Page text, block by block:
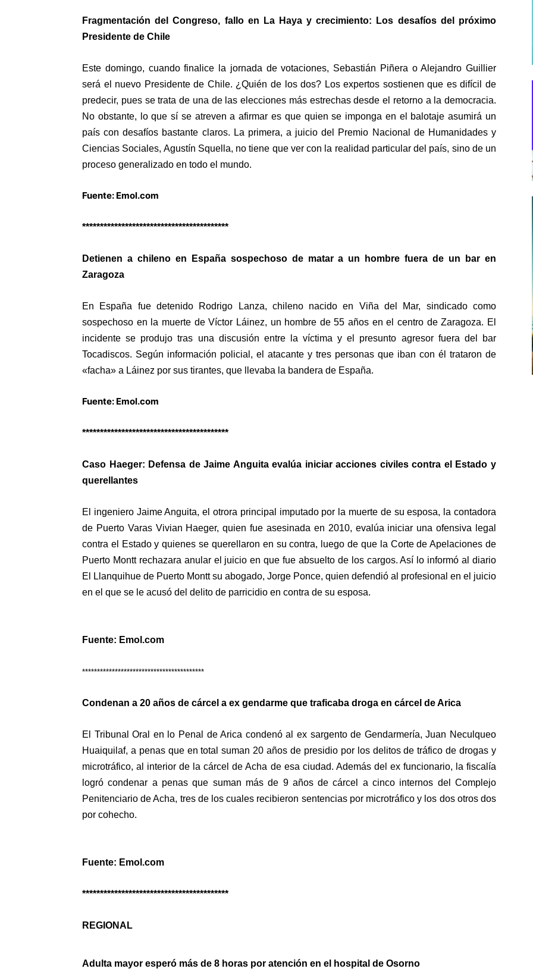
Fragmentación del Congreso, fallo en La Haya y crecimiento: Los desafíos del próximo
Presidente de Chile
Este domingo, cuando finalice la jornada de votaciones, Sebastián Piñera o Alejandro Guillier
será el nuevo Presidente de Chile. ¿Quién de los dos? Los expertos sostienen que es difícil de
predecir, pues se trata de una de las elecciones más estrechas desde el retorno a la democracia.
No obstante, lo que sí se atreven a afirmar es que quien se imponga en el balotaje asumirá un
país con desafíos bastante claros. La primera, a juicio del Premio Nacional de Humanidades y
Ciencias Sociales, Agustín Squella, no tiene que ver con la realidad particular del país, sino de un
proceso generalizado en todo el mundo.
Fuente: Emol.com
*****************************************
Detienen a chileno en España sospechoso de matar a un hombre fuera de un bar en
Zaragoza
En España fue detenido Rodrigo Lanza, chileno nacido en Viña del Mar, sindicado como
sospechoso en la muerte de Víctor Láinez, un hombre de 55 años en el centro de Zaragoza. El
incidente se produjo tras una discusión entre la víctima y el presunto agresor fuera del bar
Tocadiscos. Según información policial, el atacante y tres personas que iban con él trataron de
«facha» a Láinez por sus tirantes, que llevaba la bandera de España.
Fuente: Emol.com
*****************************************
Caso Haeger: Defensa de Jaime Anguita evalúa iniciar acciones civiles contra el Estado y
querellantes
El ingeniero Jaime Anguita, el otrora principal imputado por la muerte de su esposa, la contadora
de Puerto Varas Vivian Haeger, quien fue asesinada en 2010, evalúa iniciar una ofensiva legal
contra el Estado y quienes se querellaron en su contra, luego de que la Corte de Apelaciones de
Puerto Montt rechazara anular el juicio en que fue absuelto de los cargos. Así lo informó al diario
El Llanquihue de Puerto Montt su abogado, Jorge Ponce, quien defendió al profesional en el juicio
en el que se le acusó del delito de parricidio en contra de su esposa.
Fuente: Emol.com
*****************************************
Condenan a 20 años de cárcel a ex gendarme que traficaba droga en cárcel de Arica
El Tribunal Oral en lo Penal de Arica condenó al ex sargento de Gendarmería, Juan Neculqueo
Huaiquilaf, a penas que en total suman 20 años de presidio por los delitos de tráfico de drogas y
microtráfico, al interior de la cárcel de Acha de esa ciudad. Además del ex funcionario, la fiscalía
logró condenar a penas que suman más de 9 años de cárcel a cinco internos del Complejo
Penitenciario de Acha, tres de los cuales recibieron sentencias por microtráfico y los dos otros dos
por cohecho.
Fuente: Emol.com
*****************************************
REGIONAL
Adulta mayor esperó más de 8 horas por atención en el hospital de Osorno